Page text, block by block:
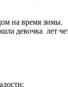
на время зимы.
девочка лет